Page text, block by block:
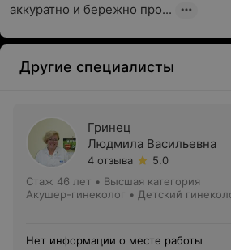
аккуратно и бережно про...
Другие специалисты
Гринец
Людмила Васильевна
4 отзыва
5.0
Стаж 46 лет • Высшая категория
Акушер-гинеколог • Детский
Нет информации о месте работы